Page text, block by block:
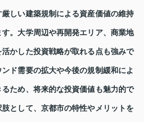
しい建築規制による資産価値の維持
。大学周辺や再開発エリア、商業地
かした投資戦略が取れる点も強みで
ド需要の拡大や今後の規制緩和によ
ため、将来的な投資価値も魅力的で
として、京都市の特性やメリットを